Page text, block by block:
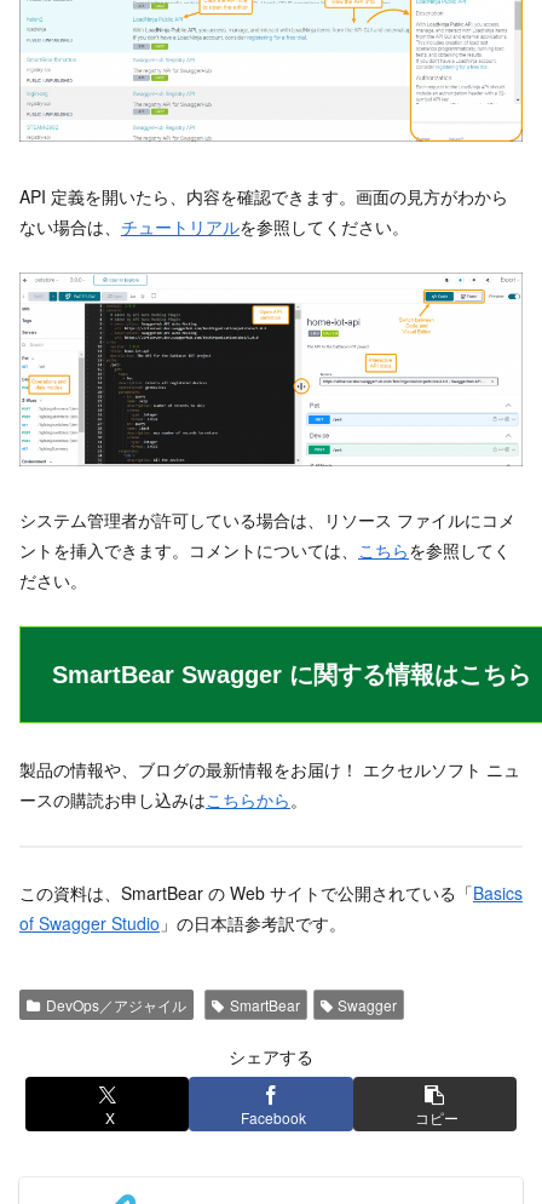
API 定義を開いたら、内容を確認できます。画面の見方がわから
ない場合は、 チュートリアルを参照してください。
システム管理者が許可している場合は、リソース ファイルにコメ
ントを挿入できます。コメントについては、 こちらを参照してく
ださい。
SmartBear Swagger に関する情報はこちら
製品の情報や、ブログの最新情報をお届け！ エクセルソフト ニュ
ースの購読お申し込みはこちらから。
この資料は、SmartBear の Web サイトで公開されている「Basics
of Swagger Studio 」の日本語参考訳です。
DevOps／アジャイル SmartBear Swagger
シェアする
X Facebook コピー